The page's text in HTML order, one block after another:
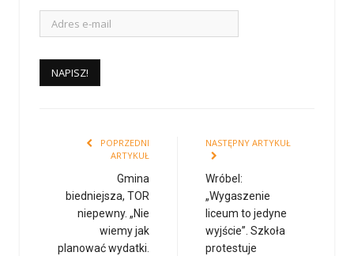
POPRZEDNI
ARTYKUŁ
Gmina
biedniejsza, TOR
niepewny. „Nie
wiemy jak
planować wydatki.
NASTĘPNY ARTYKUŁ
Wróbel:
„Wygaszenie
liceum to jedyne
wyjście”. Szkoła
protestuje